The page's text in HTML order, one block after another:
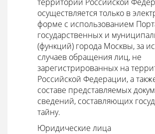
осуществляется только в
форме с использованием
государственных и
(функций) города Москвы, за
случаев обращения лиц, не
зарегистрированных на
Российской Федерации, а
составе представляемых
сведений, составляющих
тайну.
Юридические лица